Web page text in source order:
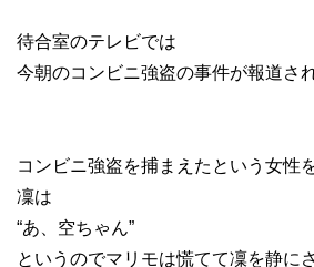
待合室のテレビでは
今朝のコンビニ強盗の事件が報道さ
コンビニ強盗を捕まえたという女性
凜は
“あ、空ちゃん”
というのでマリモは慌てて凜を静に